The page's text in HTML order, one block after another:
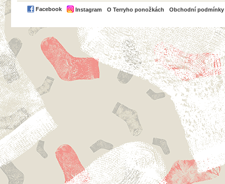
Facebook Instagram O Terryho ponožkách Obchodní podmínky
PayPal